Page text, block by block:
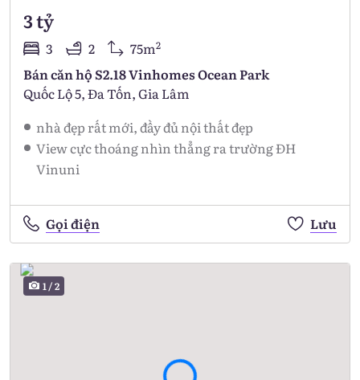
3 tỷ
3 2 75m2
Bán căn hộ S2.18 Vinhomes Ocean Park
Quốc Lộ 5, Đa Tốn, Gia Lâm
nhà đẹp rất mới, đầy đủ nội thất đẹp
View cực thoáng nhìn thẳng ra trường ĐH
Vinuni
Gọi điện Lưu
1 /2